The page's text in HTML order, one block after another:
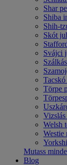
Shar
Shiba
Shih-
Skót
Svájci
Törpe
Welsh
Westie
Mutass
Blog